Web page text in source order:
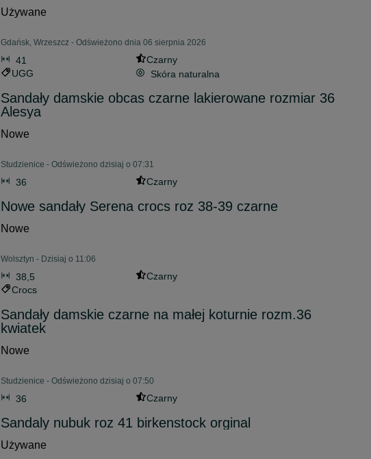
Używane
Gdańsk, Wrzeszcz - Odświeżono dnia 06 sierpnia 2026
41
Czarny
UGG
Skóra naturalna
Sandały damskie obcas czarne lakierowane rozmiar 36
Alesya
Nowe
Studzienice - Odświeżono dzisiaj o 07:31
36 Czarny
Nowe sandały Serena crocs roz 38-39 czarne
Nowe
Wolsztyn - Dzisiaj o 11:06
38,5
Czarny
Crocs
Sandały damskie czarne na małej koturnie rozm.36
kwiatek
Nowe
Studzienice - Odświeżono dzisiaj o 07:50
36 Czarny
Sandaly nubuk roz 41 birkenstock orginal
Używane